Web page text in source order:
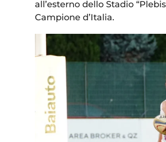
all’esterno dello Stadio
Campione d’Italia.